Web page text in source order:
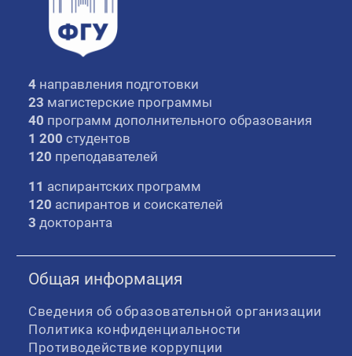
4 направления подготовки
23 магистерские программы
40 программ дополнительного образования
1 200 студентов
120 преподавателей
11 аспирантских программ
120 аспирантов и соискателей
3 докторанта
Общая информация
Сведения об образовательной организации
Политика конфиденциальности
Противодействие коррупции